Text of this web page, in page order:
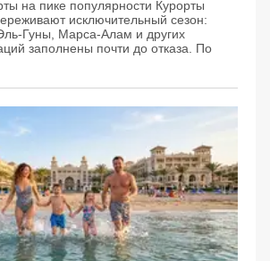
на пике популярности Курорты
исключительный сезон:
Гуны, Марса-Алам и других
заполнены почти до отказа. По